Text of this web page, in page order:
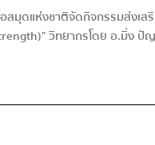
ดแห่งชาติจัดกิจกรรมส่งเส
วิทยากรโดย อ.มิ่ง